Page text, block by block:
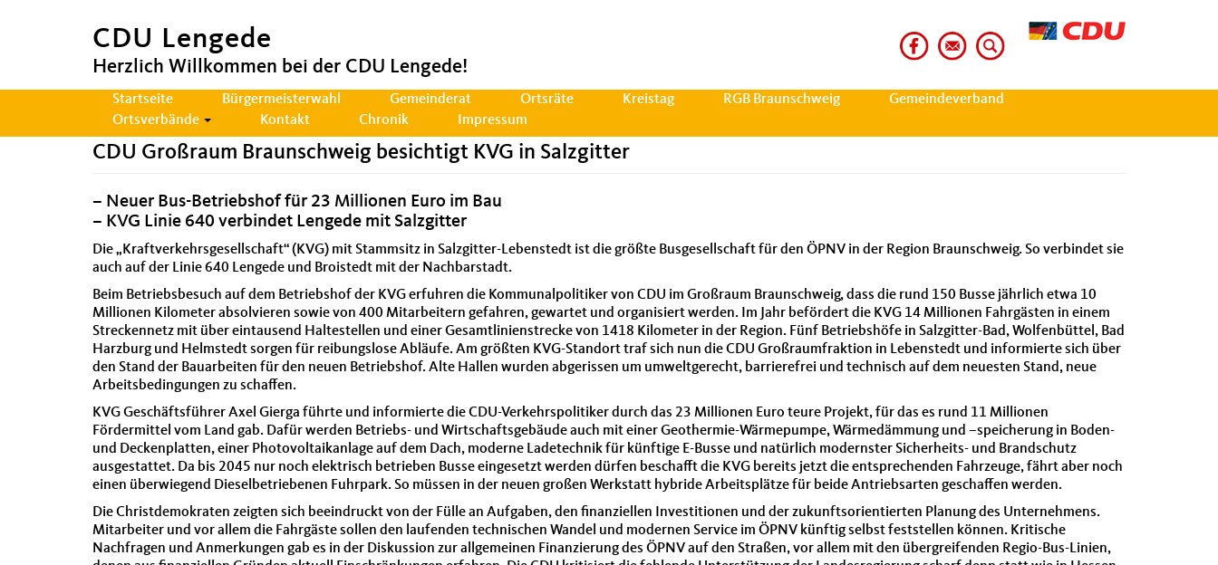
CDU Lengede
Herzlich Willkommen bei der CDU Lengede!
Hauptnavigation
Startseite Bürgermeisterwahl Gemeinderat Ortsräte Kreistag RGB Braunschweig
Gemeindeverband
Ortsverbände
Kontakt Chronik Impressum
CDU Großraum Braunschweig besichtigt KVG in Salzgitter
– Neuer Bus-Betriebshof für 23 Millionen Euro im Bau
– KVG Linie 640 verbindet Lengede mit Salzgitter
Die „Kraftverkehrsgesellschaft“ (KVG) mit Stammsitz in Salzgitter-Lebenstedt ist die größte Busgesellschaft für den ÖPNV in der Region Braunschweig. So verbindet sie
auch auf der Linie 640 Lengede und Broistedt mit der Nachbarstadt.
Beim Betriebsbesuch auf dem Betriebshof der KVG erfuhren die Kommunalpolitiker von CDU im Großraum Braunschweig, dass die rund 150 Busse jährlich etwa 10
Millionen Kilometer absolvieren sowie von 400 Mitarbeitern gefahren, gewartet und organisiert werden. Im Jahr befördert die KVG 14 Millionen Fahrgästen in einem
Streckennetz mit über eintausend Haltestellen und einer Gesamtlinienstrecke von 1418 Kilometer in der Region. Fünf Betriebshöfe in Salzgitter-Bad, Wolfenbüttel, Bad
Harzburg und Helmstedt sorgen für reibungslose Abläufe. Am größten KVG-Standort traf sich nun die CDU Großraumfraktion in Lebenstedt und informierte sich über
den Stand der Bauarbeiten für den neuen Betriebshof. Alte Hallen wurden abgerissen um umweltgerecht, barrierefrei und technisch auf dem neuesten Stand, neue
Arbeitsbedingungen zu schaffen.
KVG Geschäftsführer Axel Gierga führte und informierte die CDU-Verkehrspolitiker durch das 23 Millionen Euro teure Projekt, für das es rund 11 Millionen
Fördermittel vom Land gab. Dafür werden Betriebs- und Wirtschaftsgebäude auch mit einer Geothermie-Wärmepumpe, Wärmedämmung und –speicherung in Boden-
und Deckenplatten, einer Photovoltaikanlage auf dem Dach, moderne Ladetechnik für künftige E-Busse und natürlich modernster Sicherheits- und Brandschutz
ausgestattet. Da bis 2045 nur noch elektrisch betrieben Busse eingesetzt werden dürfen beschafft die KVG bereits jetzt die entsprechenden Fahrzeuge, fährt aber noch
einen überwiegend Dieselbetriebenen Fuhrpark. So müssen in der neuen großen Werkstatt hybride Arbeitsplätze für beide Antriebsarten geschaffen werden.
Die Christdemokraten zeigten sich beeindruckt von der Fülle an Aufgaben, den finanziellen Investitionen und der zukunftsorientierten Planung des Unternehmens.
Mitarbeiter und vor allem die Fahrgäste sollen den laufenden technischen Wandel und modernen Service im ÖPNV künftig selbst feststellen können. Kritische
Nachfragen und Anmerkungen gab es in der Diskussion zur allgemeinen Finanzierung des ÖPNV auf den Straßen, vor allem mit den übergreifenden Regio-Bus-Linien,